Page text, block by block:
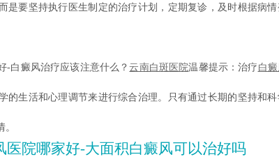
是要坚持执行医生制定的治疗计划，定期复诊，及时根据病
癜风治疗应该注意什么？云南白斑医院温馨提示：治疗 白
的生活和心理调节来进行综合治理。只有通过长期的坚持和科
医院哪家好-大面积白癜风可以治好吗